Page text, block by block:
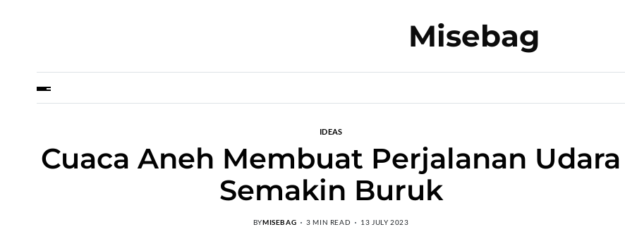
Misebag
IDEAS
Cuaca Aneh Membuat Perjalanan Udara
Semakin Buruk
BYMISEBAG 3 MIN READ 13 JULY 2023